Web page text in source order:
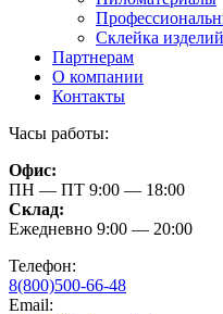
Склейка
Партнерам
О компании
Контакты
Часы работы:
Офис:
ПН — ПТ 9:00 — 18:00
Склад:
Ежедневно 9:00 — 20:00
Телефон:
8(800)500-66-48
Email: